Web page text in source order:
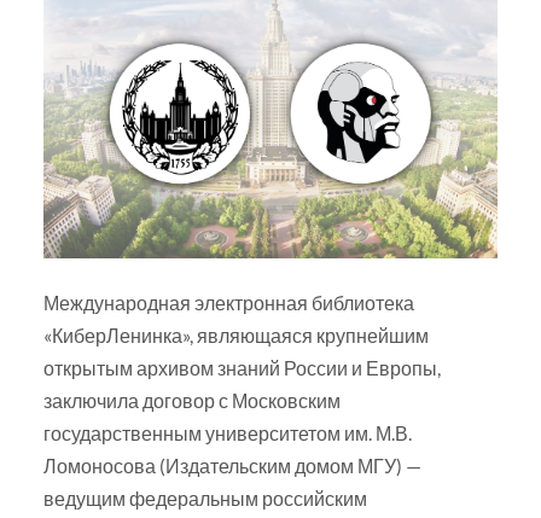
Международная электронная библиотека
«КиберЛенинка», являющаяся крупнейшим
открытым архивом знаний России и Европы,
заключила договор с Московским
государственным университетом им. М.В.
Ломоносова (Издательским домом МГУ) —
ведущим федеральным российским